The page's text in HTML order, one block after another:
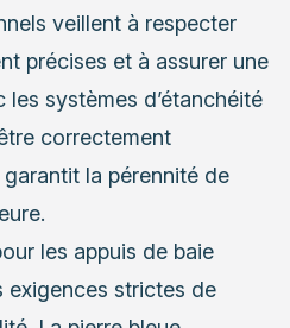
veillent à respecter
précises et à assurer une
systèmes d’étanchéité
correctement
la pérennité de
les appuis de baie
exigences strictes de